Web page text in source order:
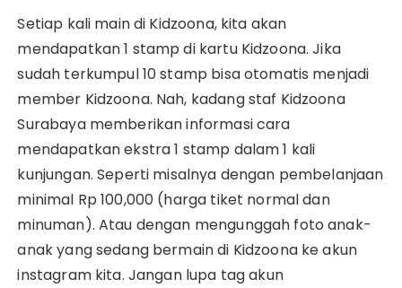
Setiap kali main di Kidzoona, kita akan
mendapatkan 1 stamp di kartu Kidzoona. Jika
sudah terkumpul 10 stamp bisa otomatis menjadi
member Kidzoona. Nah, kadang staf Kidzoona
Surabaya memberikan informasi cara
mendapatkan ekstra 1 stamp dalam 1 kali
kunjungan. Seperti misalnya dengan pembelanjaan
minimal Rp 100,000 (harga tiket normal dan
minuman). Atau dengan mengunggah foto anak-
anak yang sedang bermain di Kidzoona ke akun
instagram kita. Jangan lupa tag akun